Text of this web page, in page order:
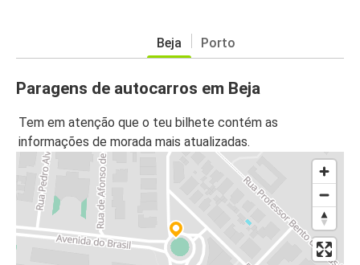
Beja Porto
Paragens de autocarros em Beja
Tem em atenção que o teu bilhete contém as
informações de morada mais atualizadas.